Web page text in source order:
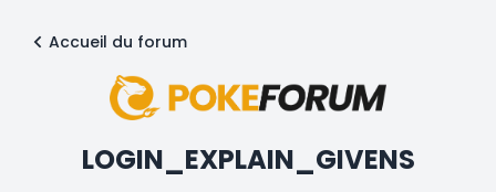
Accueil du forum
LOGIN_EXPLAIN_GIVENS